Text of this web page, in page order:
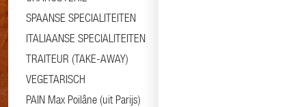
SPAANSE SPECIALITEITEN
ITALIAANSE SPECIALITEITEN
TRAITEUR (TAKE-AWAY)
VEGETARISCH
PAIN Max Poilâne (uit Parijs)